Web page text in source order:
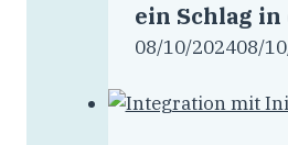
ein Schlag
08/10/202408/